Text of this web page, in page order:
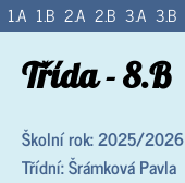
1.A 1.B 2.A 2.B 3.A 3.B
Třída - 8.B
Školní rok: 2025/2026
Třídní: Šrámková Pavla